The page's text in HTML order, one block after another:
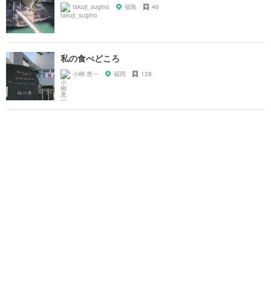
takuji_sugino 福島 46
私の食べどころ
小柳 恵一 福岡 128